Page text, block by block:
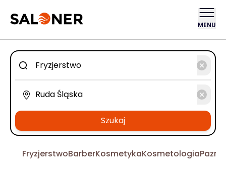
MENU
Szukaj
FryzjerstwoBarberKosmetykaKosmetologia